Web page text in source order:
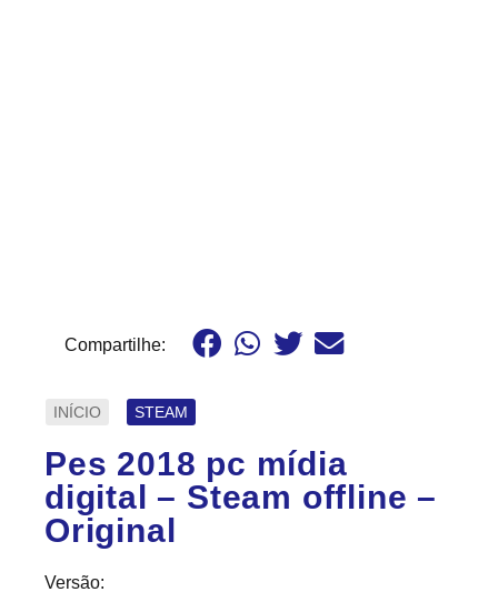
Compartilhe:
INÍCIO STEAM
Pes 2018 pc mídia
digital – Steam offline –
Original
Versão: